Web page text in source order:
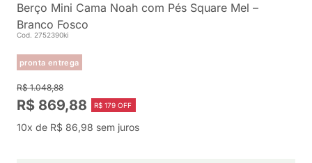
Berço Mini Cama Noah com Pés Square Mel –
Branco Fosco
Cod. 2752390ki
pronta entrega
R$ 1.048,88
R$ 869,88 R$ 179 OFF
10x de R$ 86,98 sem juros